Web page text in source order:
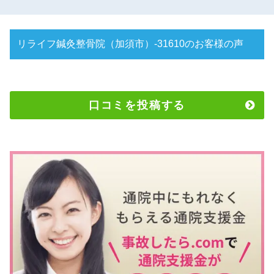
リライフ鍼灸整骨院（加須市）-31610のお客様の声
口コミを投稿する